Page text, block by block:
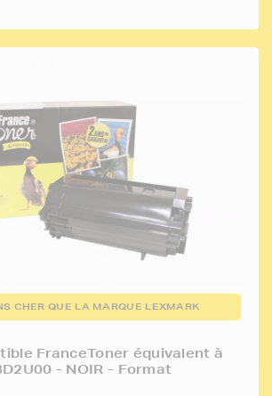
CHER QUE LA MARQUE LEXMARK
FranceToner équivalent à
- NOIR - Format